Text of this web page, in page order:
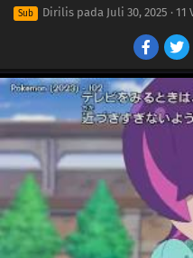
Sub Dirilis pada Juli 30, 2025 · 11
115 Episode 115
Episode 113
112 Episode 112
111 Episode 111
110 Episode 110